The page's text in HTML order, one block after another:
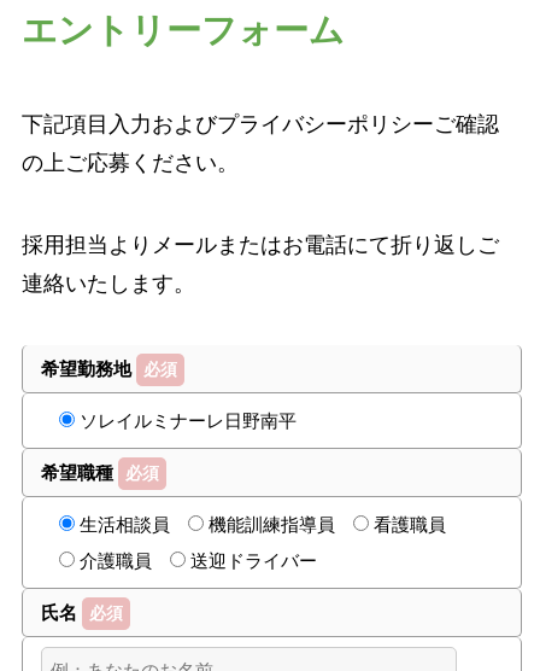
エントリーフォーム
下記項目入力およびプライバシーポリシーご確認
の上ご応募ください。
採用担当よりメールまたはお電話にて折り返しご
連絡いたします。
希望勤務地 必須
ソレイルミナーレ日野南平
希望職種 必須
生活相談員 機能訓練指導員
看護職員
介護職員
送迎ドライバー
氏名 必須